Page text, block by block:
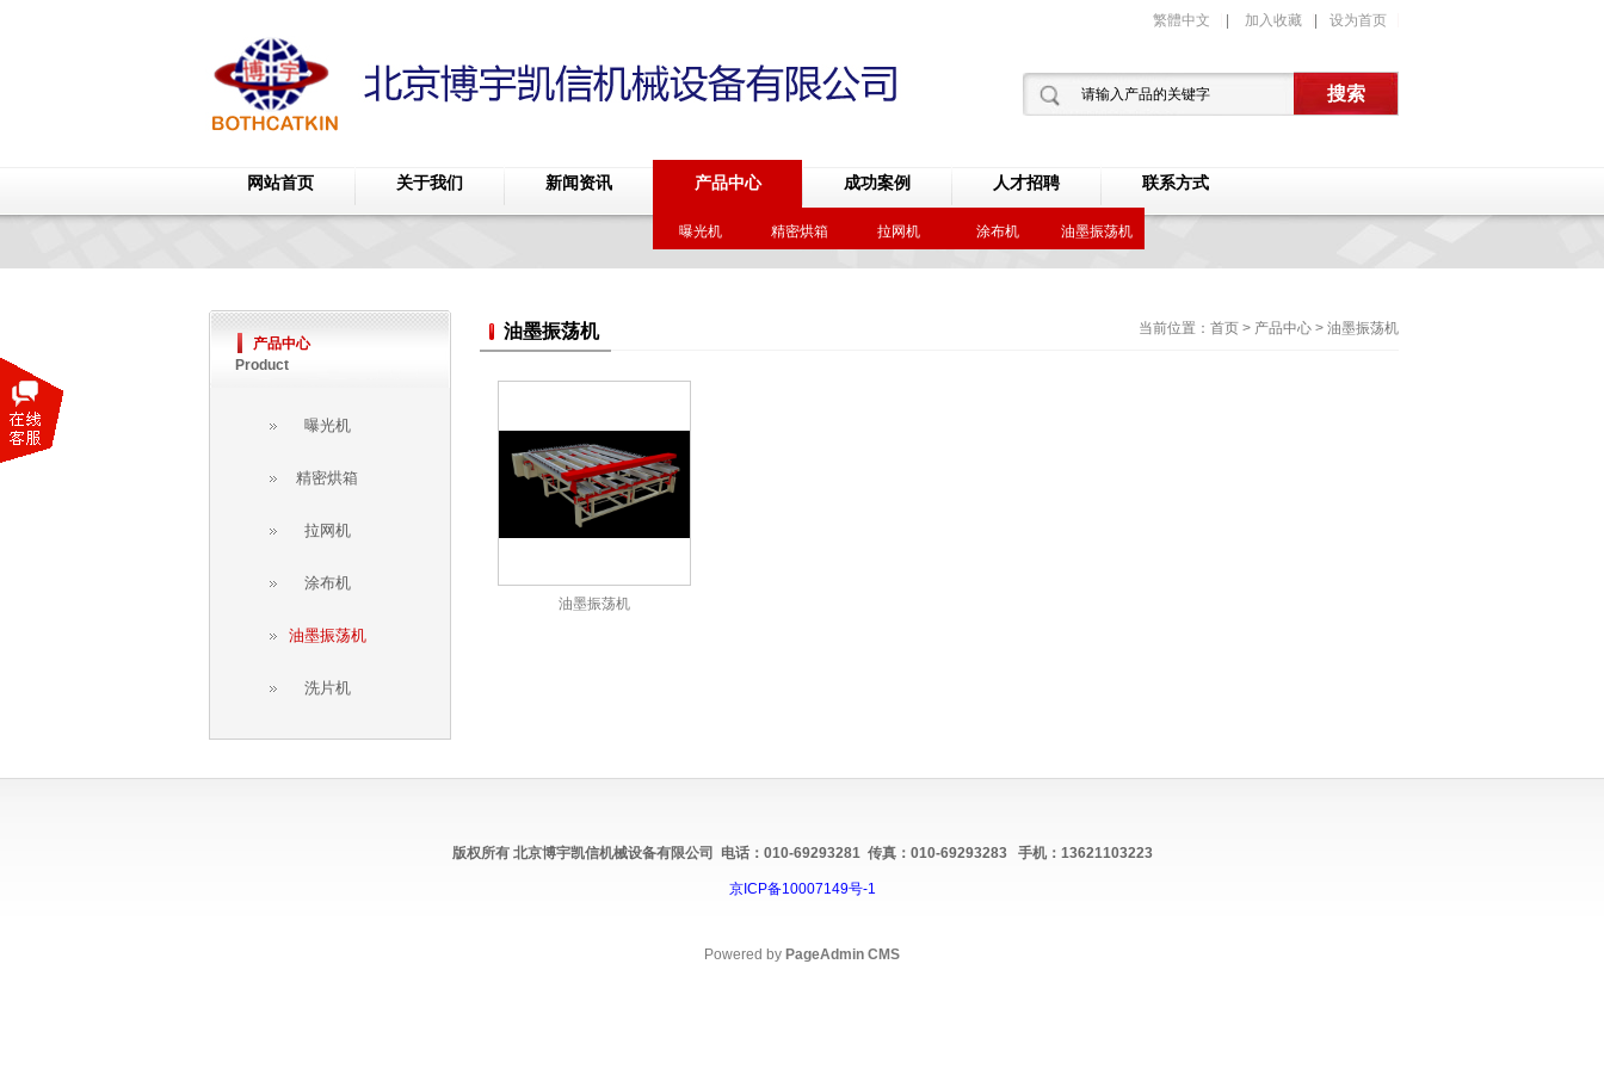
繁體中文 加入收藏 设为首页
网站首页 关于我们 新闻资讯 产品中心
曝光机 精密烘箱 拉网机 涂布机 油墨振荡机
成功案例 人才招聘 联系方式
产品中心
Product
曝光机
精密烘箱
拉网机
涂布机
油墨振荡机
洗片机
当前位置： 首页 > 产品中心 > 油墨振荡机
油墨振荡机
油墨振荡机
版权所有 北京博宇凯信机械设备有限公司 电话： 010-69293281 传真： 010-69293283 手机： 13621103223
京ICP备10007149号-1
Powered by PageAdmin CMS